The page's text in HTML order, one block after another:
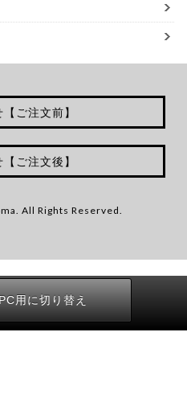
ご注文前】
ご注文後】
All Rights Reserved.
用に切り替え